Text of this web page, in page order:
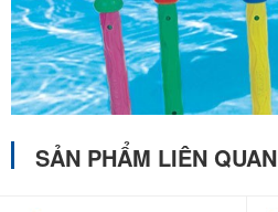
SẢN PHẨM LIÊN QUAN